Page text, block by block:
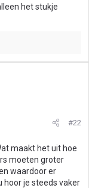
het stukje
#22
maakt het uit hoe
moeten groter
waardoor er
je steeds vaker